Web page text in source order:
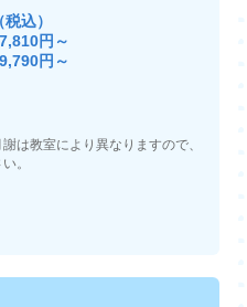
込）
円～
円～
は教室により異なりますので、
。